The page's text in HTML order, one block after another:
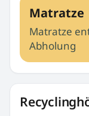
Matratze
Matratze
Abholung